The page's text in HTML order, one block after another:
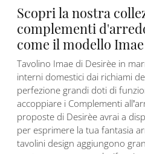
Scopri la nostra
complementi
come il modello
Tavolino Imae di Desirèe in
interni domestici dai richiami
perfezione grandi doti di
accoppiare i Complementi
proposte di Desirèe avrai a
per esprimere la tua fantasia
tavolini design aggiungono